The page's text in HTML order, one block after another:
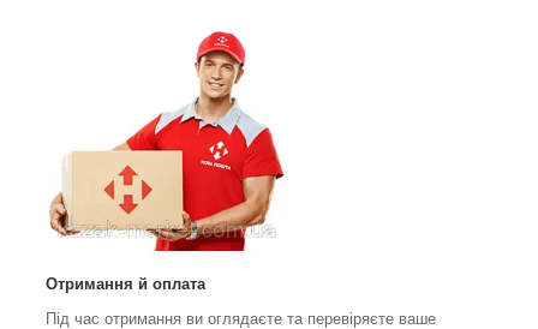
Отримання й оплата
Під час отримання ви оглядаєте та перевіряєте ваше